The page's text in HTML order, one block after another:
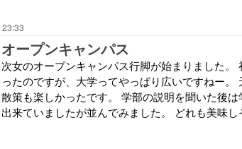
オープンキャンパス
次女のオープンキャンパス行脚が始まりました
ったのですが、大学ってやっぱり広いですねー
散策も楽しかったです。 学部の説明を聞いた後
出来ていましたが並んでみました。 どれも美味し